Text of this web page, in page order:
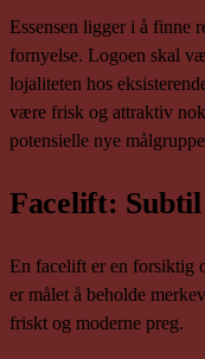
Essensen ligger i å finne
fornyelse. Logoen skal
lojaliteten hos
være frisk og attraktiv
potensielle nye
Facelift:
En facelift er en forsiktig
er målet å beholde
friskt og moderne preg.